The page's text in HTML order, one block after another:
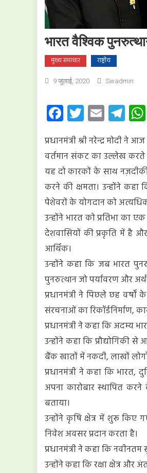
भारत वैश्विक
मुख्य समाचार राष्ट्रीय
9 जुलाई, 2020 Swadmin
Facebook
Twitter
Email
प्रधानमंत्री श्री नरेन्द्र मोदी
वर्तमान संकट का उल्लेख करते
यह दो कारकों के साथ
करने की क्षमता। उन्होंने कहा
पेशेवरों के योगदान को अत्यधिक
उन्होंने भारत को प्रतिभा का
देशवासियों की प्रकृति में है
आर्थिक।
उन्होंने कहा कि जब भारत
पुनरुत्थान जो पर्यावरण और
प्रधानमंत्री ने पिछले छह
संरचनाओं का रिकॉर्डनिर्माण,
प्रधानमंत्री ने कहा कि अदम्य
उन्होंने कहा कि
बैंक खातों में नकदी, लाखों
प्रधानमंत्री ने कहा कि
अपना कारोबार स्थापित
बताया।
उन्होंने कृषि क्षेत्र में शुरू किए
निवेश अवसर प्रदान करता है।
प्रधानमंत्री ने कहा कि
उन्होंने कहा कि रक्षा क्षेत्र और